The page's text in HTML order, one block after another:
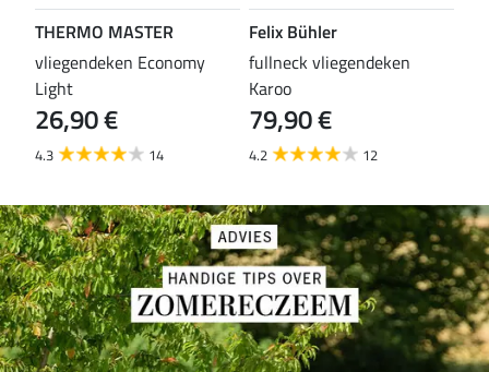
THERMO MASTER
vliegendeken Economy
Light
26,90 €
4.3 14
Felix Bühler
fullneck vliegendeken
Karoo
79,90 €
4.2 12